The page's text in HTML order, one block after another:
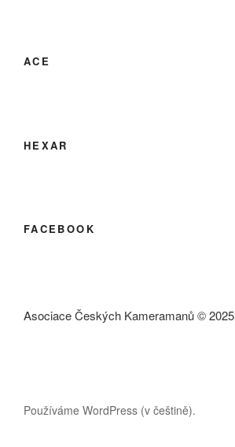
ACE
HEXAR
FACEBOOK
Asociace Českých Kameramanů © 2025
Používáme WordPress (v češtině).